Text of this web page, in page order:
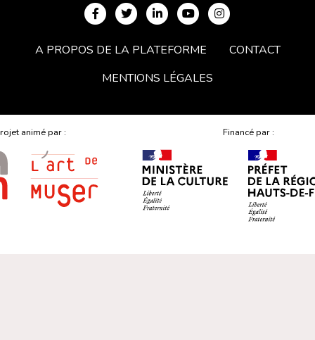
A PROPOS DE LA PLATEFORME
CONTACT
MENTIONS LÉGALES
animé par : Financé par :